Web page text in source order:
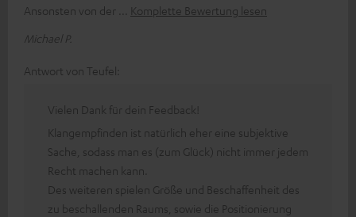
Ansonsten von der
Komplette Bewertung lesen
Michael P.
Antwort von Teufel:
Vielen Dank für dein Feedback!
Klangempfinden ist natürlich eher eine subjektive
Sache, sodass man es (zum Glück) nicht immer jedem
Recht machen kann.
Des weiteren spielen Größe und Beschaffenheit des
zu beschallenden Raums, sowie die Positionierung